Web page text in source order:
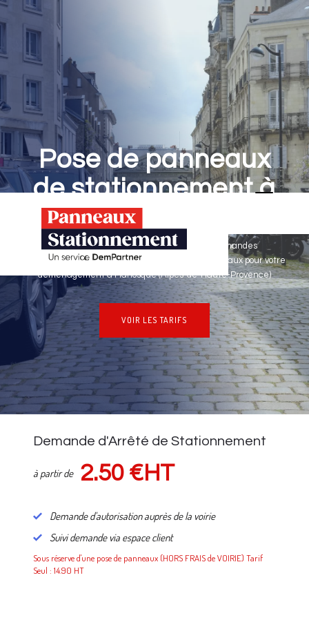
Pose de panneaux
de stationnement à
Manosque
Panneaux Stationnement effectue vos demandes
d'autorisations de stationnement & pose de panneaux pour votre
déménagement à Manosque (Alpes-de-Haute-Provence)
VOIR LES TARIFS
NOS TARIFS
Demande d'Arrêté de Stationnement
à partir de 2.50 €HT
Demande d'autorisation auprès de la voirie
Suivi demande via espace client
Sous réserve d'une pose de panneaux (HORS FRAIS de VOIRIE) Tarif
Seul : 14.90 HT